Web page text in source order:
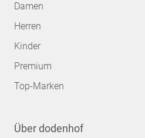
Damen
Herren
Kinder
Premium
Top-Marken
Über dodenhof